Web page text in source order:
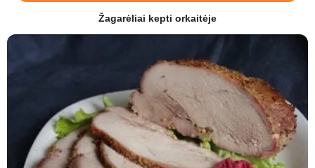
Žagarėliai kepti orkaitėje